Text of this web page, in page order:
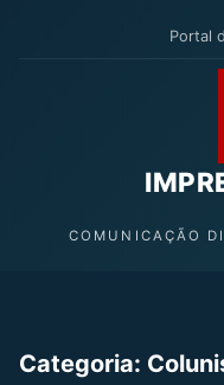
Portal
COMUNICAÇÃO
Categoria: